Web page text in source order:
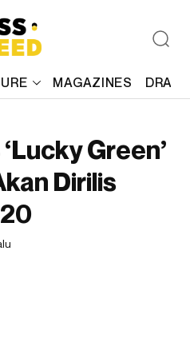
MAGAZINES
Green’
Dirilis